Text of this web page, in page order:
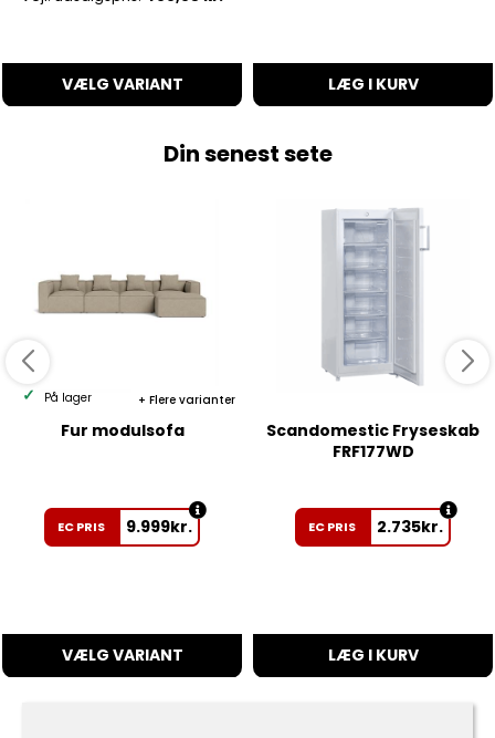
VÆLG VARIANT LÆG I KURV
Din senest sete
Flere varianter
På lager
Fur modulsofa
EC PRIS 9.999kr.
VÆLG VARIANT
Scandomestic Fryseskab
FRF177WD
EC PRIS 2.735kr.
LÆG I KURV